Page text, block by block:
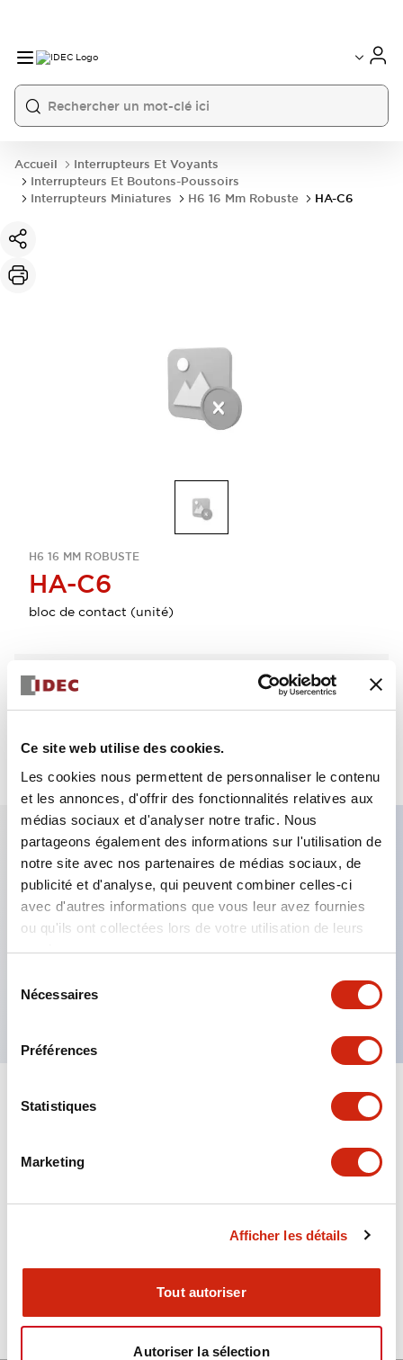
Ce site web utilise des cookies.
Les cookies nous permettent de personnaliser le contenu
et les annonces, d'offrir des fonctionnalités relatives aux
médias sociaux et d'analyser notre trafic. Nous
partageons également des informations sur l'utilisation de
notre site avec nos partenaires de médias sociaux, de
publicité et d'analyse, qui peuvent combiner celles-ci
avec d'autres informations que vous leur avez fournies
ou qu'ils ont collectées lors de votre utilisation de leurs
services.
Nécessaires
Préférences
Statistiques
Marketing
Afficher les détails
Tout autoriser
Autoriser la sélection
Accueil
Interrupteurs Et Voyants
Interrupteurs Et Boutons-Poussoirs
Interrupteurs Miniatures
H6 16 Mm Robuste HA-C6
H6 16 MM ROBUSTE
HA-C6
bloc de contact (unité)
Sélectionner la quantité
Ajouter au devis
Caractéristiques clés
Bloc de contact série L6/H6
Configuration des contacts : 2C
Documents et fichiers
01/09/2025.PDF699.82KB